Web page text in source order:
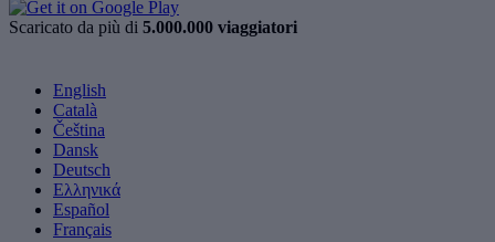
Scaricato da più di 5.000.000 viaggiatori
English
Català
Čeština
Dansk
Deutsch
Ελληνικά
Español
Français